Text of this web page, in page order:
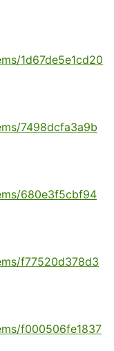
1d67de5e1cd20
7498dcfa3a9b
680e3f5cbf94
f77520d378d3
f000506fe1837